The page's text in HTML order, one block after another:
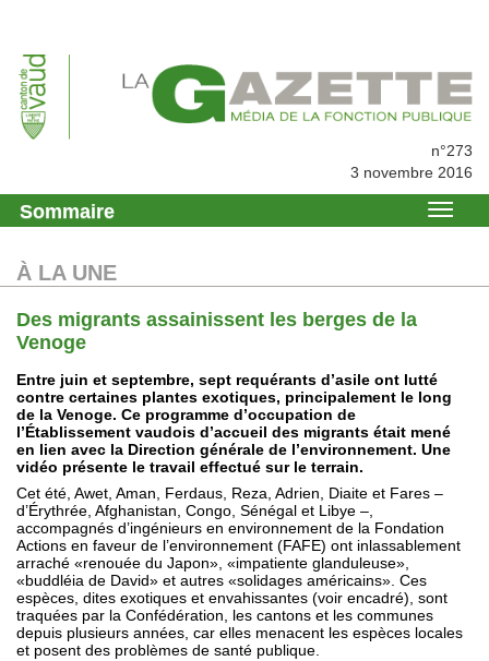
n°273
3 novembre 2016
Sommaire
À LA UNE
Des migrants assainissent les berges de la
Venoge
Entre juin et septembre, sept requérants d’asile ont lutté
contre certaines plantes exotiques, principalement le long
de la Venoge. Ce programme d’occupation de
l’Établissement vaudois d’accueil des migrants était mené
en lien avec la Direction générale de l’environnement. Une
vidéo présente le travail effectué sur le terrain.
Cet été, Awet, Aman, Ferdaus, Reza, Adrien, Diaite et Fares –
d’Érythrée, Afghanistan, Congo, Sénégal et Libye –,
accompagnés d’ingénieurs en environnement de la Fondation
Actions en faveur de l’environnement (FAFE) ont inlassablement
arraché «renouée du Japon», «impatiente glanduleuse»,
«buddléia de David» et autres «solidages américains». Ces
espèces, dites exotiques et envahissantes (voir encadré), sont
traquées par la Confédération, les cantons et les communes
depuis plusieurs années, car elles menacent les espèces locales
et posent des problèmes de santé publique.